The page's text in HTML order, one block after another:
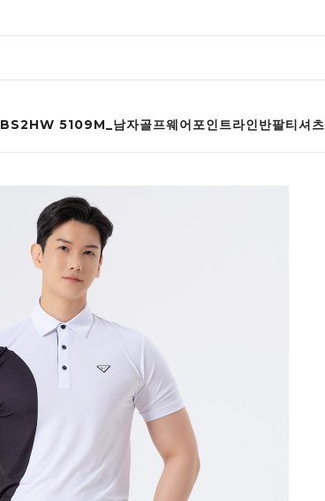
5109M_남자골프웨어포인트라인반팔티셔츠